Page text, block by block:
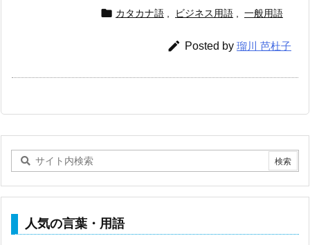
 カタカナ語 ビジネス用語 一般用語
 Posted by 瑠川 芭杜子
人気の言葉・用語